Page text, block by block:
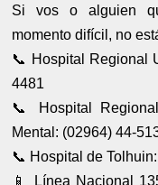
Si vos o alguien
momento difícil, no
📞 Hospital Regional
4481
📞 Hospital
Mental: (02964) 44-
📞 Hospital de
📱 Línea Nacional